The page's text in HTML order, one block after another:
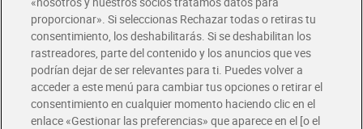
Glovo y Uber Eats
Solicita tu factura de Glovo o Uber Eats
Únete al CLUB Dia
Disfruta las ventajas y ofertas exclusivas.
Descárgate la APP Dia
proporcionar». Si seleccionas Rechazar todas o retiras tu
consentimiento, los deshabilitarás. Si se deshabilitan los
rastreadores, parte del contenido y los anuncios que ves
podrían dejar de ser relevantes para ti. Puedes volver a
acceder a este menú para cambiar tus opciones o retirar el
consentimiento en cualquier momento haciendo clic en el
enlace «Gestionar las preferencias» que aparece en el [o el